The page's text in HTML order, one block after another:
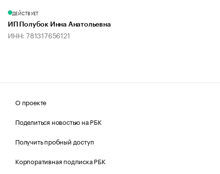
ДЕЙСТВУЕТ
ИП Полубок Инна Анатольевна
ИНН: 781317656121
О проекте
Поделиться новостью на РБК
Получить пробный доступ
Корпоративная подписка РБК